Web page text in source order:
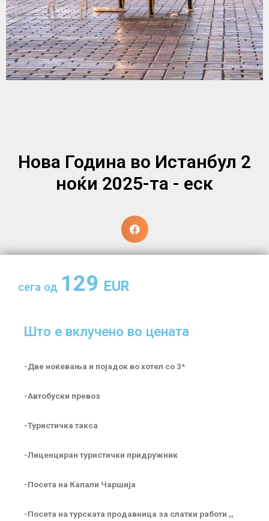
Нова Година во Истанбул 2
ноќи 2025-та - еск
сега од 129 EUR
Што е вклучено во цената
-Две ноќевања и појадок во хотел со 3*
-Автобуски превоз
-Туристичка такса
-Лиценциран туристички придружник
-Посета на Капали Чаршија
-Посета на турската продавница за слатки работи ,,